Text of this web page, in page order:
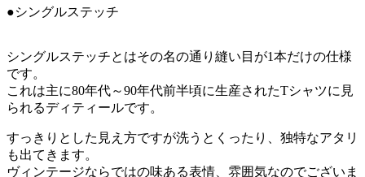
●シングルステッチ
シングルステッチとはその名の通り縫い目が1本だけの仕様
です。
これは主に80年代～90年代前半頃に生産されたTシャツに見
られるディティールです。
すっきりとした見え方ですが洗うとくったり、独特なアタリ
も出てきます。
ヴィンテージならではの味ある表情、雰囲気なのでございま